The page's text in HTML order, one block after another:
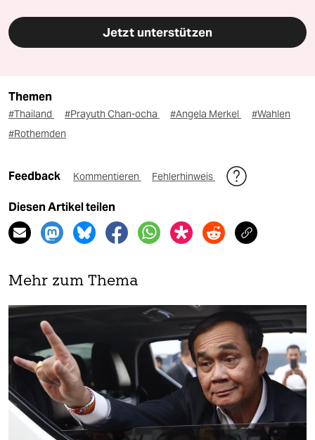
Jetzt unterstützen
Themen
#Thailand #Prayuth Chan-ocha #Angela Merkel
#Wahlen
#Rothemden
Feedback Kommentieren Fehlerhinweis
Diesen Artikel teilen
Mehr zum Thema